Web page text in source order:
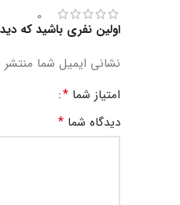
0
اولین نفری باشید که
نشانی ایمیل شما
امتیاز شما *
دیدگاه شما *